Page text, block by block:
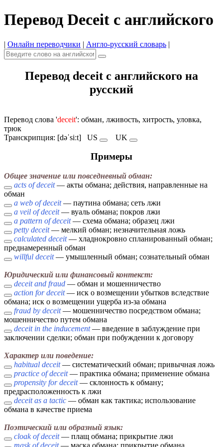
Перевод Deceit с английского
| Онлайн переводчики | Англо-русский словарь |
Перевод deceit с английского на
русский
Перевод слова 'deceit': обман, лживость, хитрость, уловка,
трюк
Транскрипция: [dəˈsiːt] US UK
Примеры
Общее значение или повседневный обман:
acts of deceit— акты обмана; действия, направленные на
обман
a web of deceit— паутина обмана; сеть лжи
a veil of deceit— вуаль обмана; покров лжи
a pattern of deceit— схема обмана; образец лжи
petty deceit— мелкий обман; незначительная ложь
calculated deceit— хладнокровно спланированный обман;
преднамеренный обман
willful deceit— умышленный обман; сознательный обман
Юридический или финансовый контекст:
deceit and fraud — обман и мошенничество
action for deceit— иск о возмещении убытков вследствие
обмана; иск о возмещении ущерба из-за обмана
fraud by deceit— мошенничество посредством обмана;
мошенничество путем обмана
deceit in the inducement— введение в заблуждение при
заключении сделки; обман при побуждении к договору
Характер или поведение:
habitual deceit— систематический обман; привычная ложь
practice of deceit— практика обмана; применение обмана
propensity for deceit— склонность к обману;
предрасположенность к лжи
deceit as a tactic — обман как тактика; использование
обмана в качестве приема
Поэтический или образный язык:
cloak of deceit— плащ обмана; прикрытие лжи